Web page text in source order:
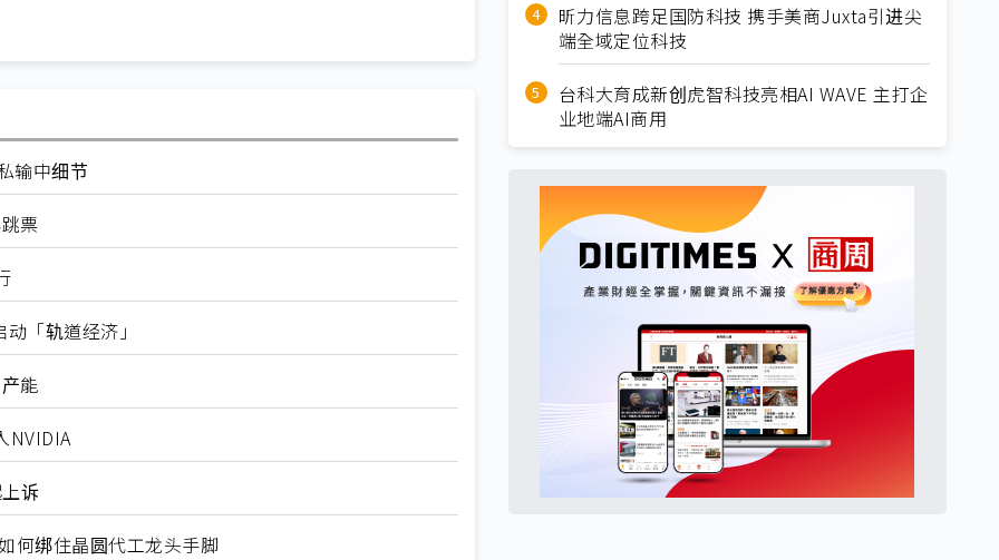
输中细节
票
「轨道经济」
能
NVIDIA
诉
何绑住晶圆代工龙头手脚
昕力信息跨足国防科技 携手美商Juxta引进尖
端全域定位科技
台科大育成新创虎智科技亮相AI WAVE 主打企
业地端AI商用